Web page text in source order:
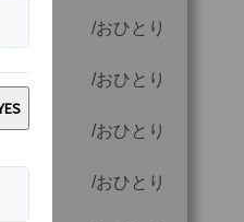
おひとり
おひとり
おひとり
おひとり